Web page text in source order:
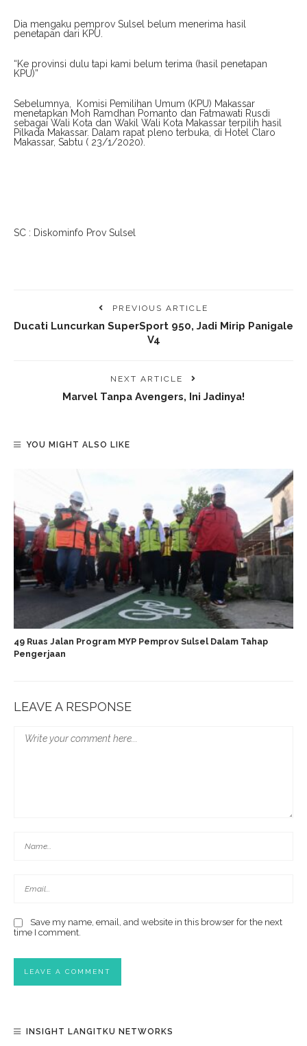
Dia mengaku pemprov Sulsel belum menerima hasil
penetapan dari KPU.
“Ke provinsi dulu tapi kami belum terima (hasil penetapan
KPU)”
Sebelumnya, Komisi Pemilihan Umum (KPU) Makassar
menetapkan Moh Ramdhan Pomanto dan Fatmawati Rusdi
sebagai Wali Kota dan Wakil Wali Kota Makassar terpilih hasil
Pilkada Makassar. Dalam rapat pleno terbuka, di Hotel Claro
Makassar, Sabtu ( 23/1/2020).
SC : Diskominfo Prov Sulsel
PREVIOUS ARTICLE
Ducati Luncurkan SuperSport 950, Jadi Mirip Panigale
V4
NEXT ARTICLE
Marvel Tanpa Avengers, Ini Jadinya!
YOU MIGHT ALSO LIKE
49 Ruas Jalan Program MYP Pemprov Sulsel Dalam Tahap
Pengerjaan
LEAVE A RESPONSE
Save my name, email, and website in this browser for the next
time I comment.
INSIGHT LANGITKU NETWORKS